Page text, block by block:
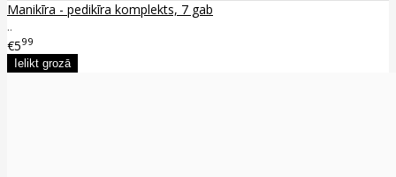
Manikīra - pedikīra komplekts, 7 gab
..
€599